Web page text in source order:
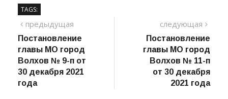
TAGS:
Навигация
по
записям
предыдущая
Постановление
главы МО город
Волхов № 9-п от
30 декабря 2021
года
следующая
Постановление
главы МО город
Волхов № 11-п
от 30 декабря
2021 года